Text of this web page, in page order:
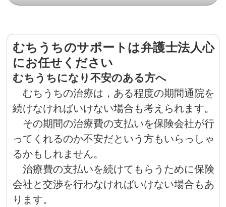
むちうちのサポートは弁護士法人心
にお任せください
むちうちになり不安のある方へ
むちうちの治療は，ある程度の期間通院を
続けなければいけない場合も考えられます。
その期間の治療費の支払いを保険会社が行
ってくれるのか不安だという方もいらっしゃ
るかもしれません。
治療費の支払いを続けてもらうために保険
会社と交渉を行わなければいけない場合もあ
ります。